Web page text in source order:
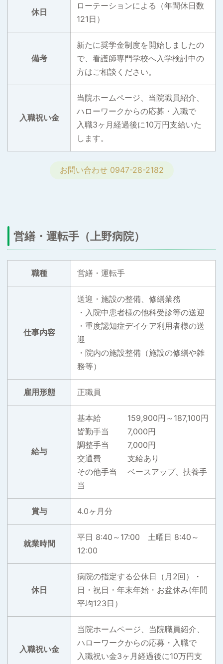
休日
ローテーションによる（年間休日数
121日）
備考
新たに奨学金制度を開始しましたの
で、看護師専門学校へ入学検討中の
方はご相談ください。
入職祝い金
当院ホームページ、当院職員紹介、
ハローワークからの応募・入職で
入職3ヶ月経過後に10万円支給いた
します。
お問い合わせ 0947-28-2182
営繕・運転手（上野病院）
職種 営繕・運転手
仕事内容
送迎・施設の整備、修繕業務
・入院中患者様の他科受診等の送迎
・重度認知症デイケア利用者様の送
迎
・院内の施設整備（施設の修繕や雑
務等）
雇用形態 正職員
給与
基本給 159,900円～187,100円
皆勤手当 7,000円
調整手当 7,000円
交通費 支給あり
その他手当 ベースアップ、扶養手
当
賞与 4.0ヶ月分
就業時間
平日 8:40～17:00 土曜日 8:40～
12:00
休日
病院の指定する公休日（月2回）・
日・祝日・年末年始・お盆休み(年間
平均123日）
入職祝い金
当院ホームページ、当院職員紹介、
ハローワークからの応募・入職で
入職祝い金3ヶ月経過後に10万円支